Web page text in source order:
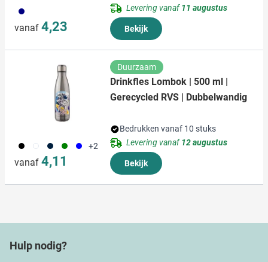
536
vanaf 4,23
Levering vanaf11 augustus
Bekijk
001 002 411 004 005 +2
vanaf 4,11
Duurzaam
Drinkfles Lombok | 500 ml |
Gerecycled RVS | Dubbelwandig
Bedrukken vanaf 10 stuks
Levering vanaf12 augustus
Bekijk
Hulp nodig?